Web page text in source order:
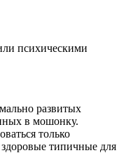
психическими
развитых
в мошонку.
только
типичные для